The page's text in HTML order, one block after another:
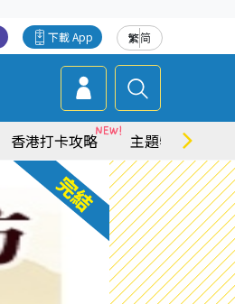
繁简
下載 App
香港打卡攻略 主題特集